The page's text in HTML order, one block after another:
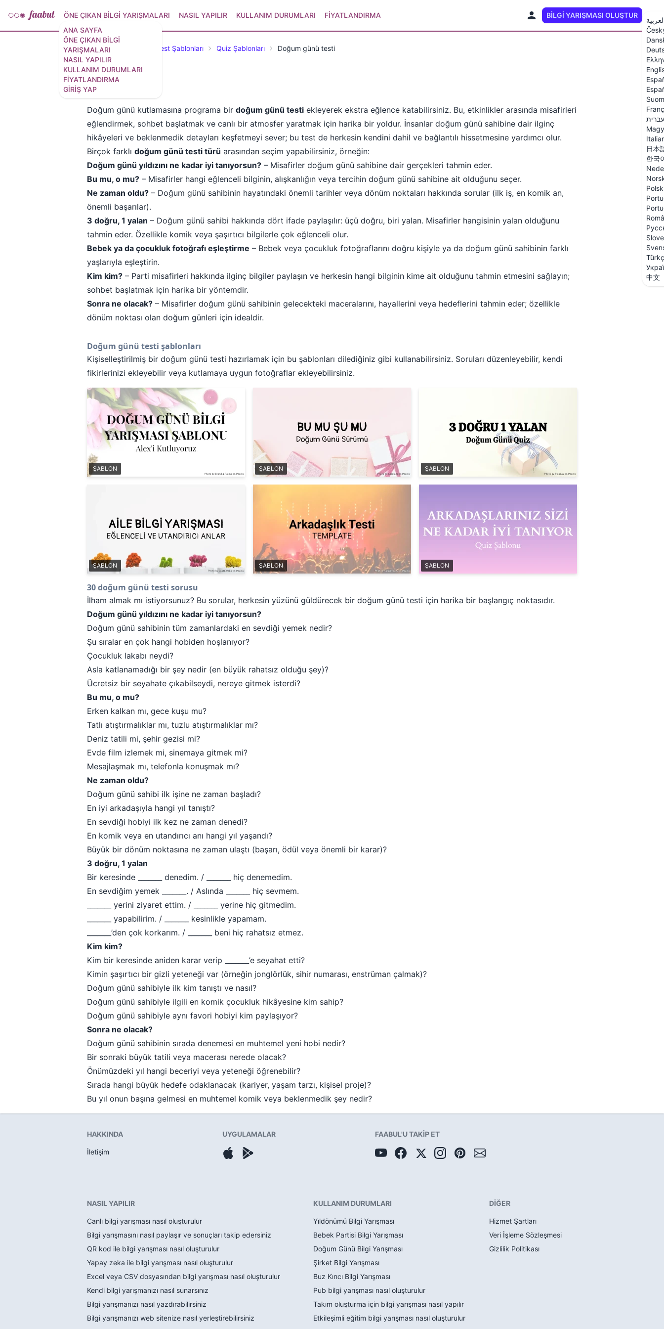
ANA SAYFA
ÖNE ÇIKAN BILGI
YARIŞMALARI
NASIL YAPILIR
KULLANIM DURUMLARI
FIYATLANDIRMA
GIRIŞ YAP
ÖNE ÇIKAN BILGI YARIŞMALARI NASIL YAPILIR KULLANIM DURUMLARI FIYATLANDIRMA BILGI YARIŞMASI OLUŞTUR
עברית
日本
한국
中文
Öne Çıkan Testler ve Test Şablonları Quiz Şablonları Doğum günü testi
Doğum günü testi
Doğum günü kutlamasına programa bir doğum günü testi ekleyerek ekstra eğlence katabilirsiniz. Bu, etkinlikler arasında misafirleri
eğlendirmek, sohbet başlatmak ve canlı bir atmosfer yaratmak için harika bir yoldur. İnsanlar doğum günü sahibine dair ilginç
hikâyeleri ve beklenmedik detayları keşfetmeyi sever; bu test de herkesin kendini dahil ve bağlantılı hissetmesine yardımcı olur.
Birçok farklı doğum günü testi türü arasından seçim yapabilirsiniz, örneğin:
Doğum günü yıldızını ne kadar iyi tanıyorsun? – Misafirler doğum günü sahibine dair gerçekleri tahmin eder.
Bu mu, o mu? – Misafirler hangi eğlenceli bilginin, alışkanlığın veya tercihin doğum günü sahibine ait olduğunu seçer.
Ne zaman oldu? – Doğum günü sahibinin hayatındaki önemli tarihler veya dönüm noktaları hakkında sorular (ilk iş, en komik an,
önemli başarılar).
3 doğru, 1 yalan – Doğum günü sahibi hakkında dört ifade paylaşılır: üçü doğru, biri yalan. Misafirler hangisinin yalan olduğunu
tahmin eder. Özellikle komik veya şaşırtıcı bilgilerle çok eğlenceli olur.
Bebek ya da çocukluk fotoğrafı eşleştirme – Bebek veya çocukluk fotoğraflarını doğru kişiyle ya da doğum günü sahibinin farklı
yaşlarıyla eşleştirin.
Kim kim? – Parti misafirleri hakkında ilginç bilgiler paylaşın ve herkesin hangi bilginin kime ait olduğunu tahmin etmesini sağlayın;
sohbet başlatmak için harika bir yöntemdir.
Sonra ne olacak? – Misafirler doğum günü sahibinin gelecekteki maceralarını, hayallerini veya hedeflerini tahmin eder; özellikle
dönüm noktası olan doğum günleri için idealdir.
Doğum günü testi şablonları
Kişiselleştirilmiş bir doğum günü testi hazırlamak için bu şablonları dilediğiniz gibi kullanabilirsiniz. Soruları düzenleyebilir, kendi
fikirlerinizi ekleyebilir veya kutlamaya uygun fotoğraflar ekleyebilirsiniz.
ŞABLON ŞABLON ŞABLON
ŞABLON ŞABLON ŞABLON
30 doğum günü testi sorusu
İlham almak mı istiyorsunuz? Bu sorular, herkesin yüzünü güldürecek bir doğum günü testi için harika bir başlangıç noktasıdır.
Doğum günü yıldızını ne kadar iyi tanıyorsun?
Doğum günü sahibinin tüm zamanlardaki en sevdiği yemek nedir?
Şu sıralar en çok hangi hobiden hoşlanıyor?
Çocukluk lakabı neydi?
Asla katlanamadığı bir şey nedir (en büyük rahatsız olduğu şey)?
Ücretsiz bir seyahate çıkabilseydi, nereye gitmek isterdi?
Bu mu, o mu?
Erken kalkan mı, gece kuşu mu?
Tatlı atıştırmalıklar mı, tuzlu atıştırmalıklar mı?
Deniz tatili mi, şehir gezisi mi?
Evde film izlemek mi, sinemaya gitmek mi?
Mesajlaşmak mı, telefonla konuşmak mı?
Ne zaman oldu?
Doğum günü sahibi ilk işine ne zaman başladı?
En iyi arkadaşıyla hangi yıl tanıştı?
En sevdiği hobiyi ilk kez ne zaman denedi?
En komik veya en utandırıcı anı hangi yıl yaşandı?
Büyük bir dönüm noktasına ne zaman ulaştı (başarı, ödül veya önemli bir karar)?
3 doğru, 1 yalan
Bir keresinde _______ denedim. / _______ hiç denemedim.
En sevdiğim yemek _______. / Aslında _______ hiç sevmem.
_______ yerini ziyaret ettim. / _______ yerine hiç gitmedim.
_______ yapabilirim. / _______ kesinlikle yapamam.
_______’den çok korkarım. / _______ beni hiç rahatsız etmez.
Kim kim?
Kim bir keresinde aniden karar verip _______’e seyahat etti?
Kimin şaşırtıcı bir gizli yeteneği var (örneğin jonglörlük, sihir numarası, enstrüman çalmak)?
Doğum günü sahibiyle ilk kim tanıştı ve nasıl?
Doğum günü sahibiyle ilgili en komik çocukluk hikâyesine kim sahip?
Doğum günü sahibiyle aynı favori hobiyi kim paylaşıyor?
Sonra ne olacak?
Doğum günü sahibinin sırada denemesi en muhtemel yeni hobi nedir?
Bir sonraki büyük tatili veya macerası nerede olacak?
Önümüzdeki yıl hangi beceriyi veya yeteneği öğrenebilir?
Sırada hangi büyük hedefe odaklanacak (kariyer, yaşam tarzı, kişisel proje)?
Bu yıl onun başına gelmesi en muhtemel komik veya beklenmedik şey nedir?
HAKKINDA
İletişim
UYGULAMALAR FAABUL'U TAKİP ET
NASIL YAPILIR
Canlı bilgi yarışması nasıl oluşturulur
Bilgi yarışmasını nasıl paylaşır ve sonuçları takip edersiniz
QR kod ile bilgi yarışması nasıl oluşturulur
Yapay zeka ile bilgi yarışması nasıl oluşturulur
Excel veya CSV dosyasından bilgi yarışması nasıl oluşturulur
Kendi bilgi yarışmanızı nasıl sunarsınız
Bilgi yarışmanızı nasıl yazdırabilirsiniz
Bilgi yarışmanızı web sitenize nasıl yerleştirebilirsiniz
KULLANIM DURUMLARI
Yıldönümü Bilgi Yarışması
Bebek Partisi Bilgi Yarışması
Doğum Günü Bilgi Yarışması
Şirket Bilgi Yarışması
Buz Kırıcı Bilgi Yarışması
Pub bilgi yarışması nasıl oluşturulur
Takım oluşturma için bilgi yarışması nasıl yapılır
Etkileşimli eğitim bilgi yarışması nasıl oluşturulur
DİĞER
Hizmet Şartları
Veri İşleme Sözleşmesi
Gizlilik Politikası